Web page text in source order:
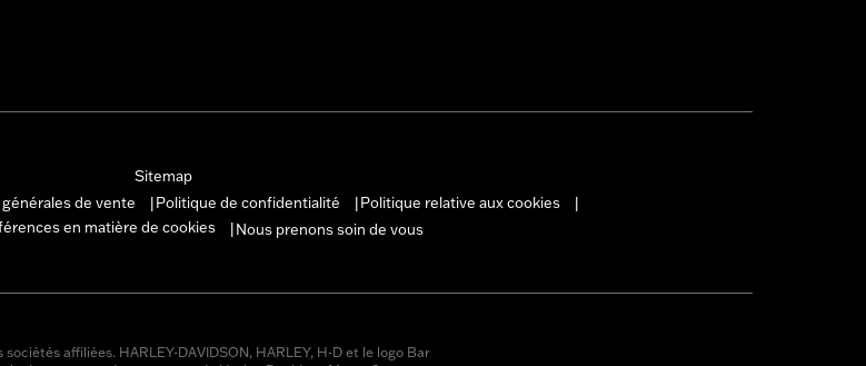
Sitemap
de vente Politique de confidentialité Politique relative aux cookies
en matière de cookies
Nous prenons soin de vous
affiliées. HARLEY-DAVIDSON, HARLEY, H-D et le logo Bar